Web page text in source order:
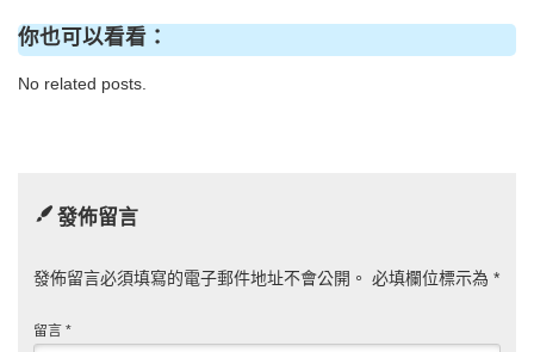
你也可以看看：
No related posts.
發佈留言
發佈留言必須填寫的電子郵件地址不會公開。 必填欄位標示為 *
留言 *